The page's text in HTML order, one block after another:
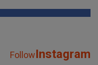
FollowInstagram